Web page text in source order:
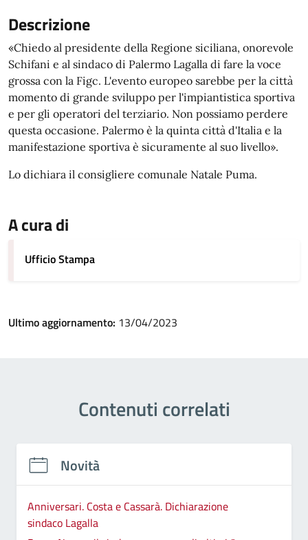
Descrizione
«Chiedo al presidente della Regione siciliana, onorevole
Schifani e al sindaco di Palermo Lagalla di fare la voce
grossa con la Figc. L'evento europeo sarebbe per la città
momento di grande sviluppo per l'impiantistica sportiva
e per gli operatori del terziario. Non possiamo perdere
questa occasione. Palermo è la quinta città d'Italia e la
manifestazione sportiva è sicuramente al suo livello».
Lo dichiara il consigliere comunale Natale Puma.
A cura di
Ufficio Stampa
Ultimo aggiornamento: 13/04/2023
Contenuti correlati
Novità
Anniversari. Costa e Cassarà. Dichiarazione
sindaco Lagalla